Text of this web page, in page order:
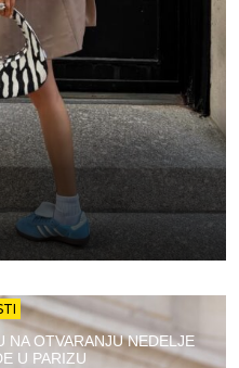
NA OTVARANJU NEDELJE
U PARIZU